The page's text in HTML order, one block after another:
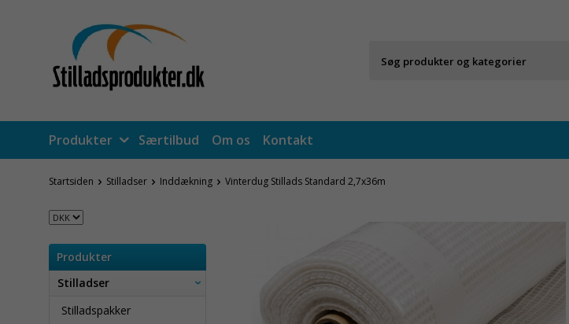
Produkter Særtilbud Om os Kontakt
Startsiden Stilladser Inddækning Vinterdug Stillads Standard 2,7x36m
Produkter
Stilladser
Stilladspakker